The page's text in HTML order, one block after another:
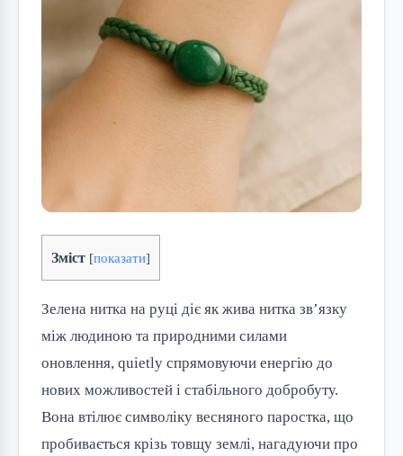
Зміст [показати]
Зелена нитка на руці діє як жива нитка зв’язку
між людиною та природними силами
оновлення, quietly спрямовуючи енергію до
нових можливостей і стабільного добробуту.
Вона втілює символіку весняного паростка, що
пробивається крізь товщу землі, нагадуючи про